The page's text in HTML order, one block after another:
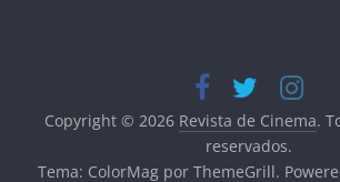
Copyright © 2026 Revista de Cinema.
reservados.
Tema: ColorMagpor ThemeGrill.